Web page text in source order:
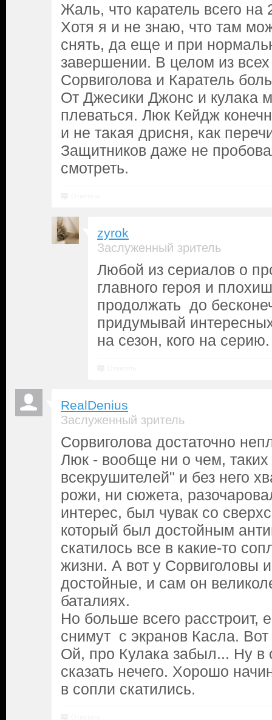
Жаль, что каратель всего на
Хотя я и не знаю, что там
снять, да еще и при
завершении. В целом из
Сорвиголова и Каратель
От Джесики Джонс и кулака
плеваться. Люк Кейдж
и не такая дрисня, как
Защитников даже не
смотреть.
zyrok
Заслуженный зритель
Любой из сериалов о
главного героя и
продолжать до
придумывай
на сезон, кого на серию.
RealDenius
Заслуженный зритель
Сорвиголова достаточно
Люк - вообще ни о чем, таких
всекрушителей" и без него
рожи, ни сюжета,
интерес, был чувак со
который был достойным
скатилось все в какие-то
жизни. А вот у Сорвиголовы
достойные, и сам он
баталиях.
Но больше всего расстроит,
снимут с экранов Касла.
Ой, про Кулака забыл... Ну
сказать нечего. Хорошо
в сопли скатились.